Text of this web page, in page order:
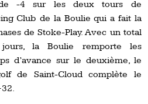
-4 sur les deux tours de
Club de la Boulie qui a fait la
de Stoke-Play. Avec un total
la Boulie remporte les
d’avance sur le deuxième, le
de Saint-Cloud complète le